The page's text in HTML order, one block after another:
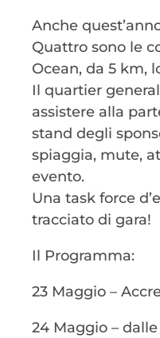
Anche
Quattro sono le
Ocean, da 5 km,
Il quartier
assistere alla
stand degli
spiaggia, mute,
evento.
Una task force
tracciato di gara!
Il Programma:
23 Maggio –
24 Maggio – dalle